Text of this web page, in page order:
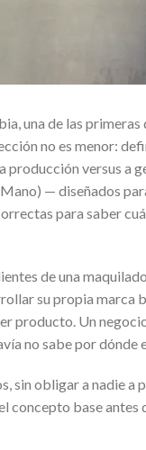
una de las primeras
no es menor:
versus a
— diseñados
para saber
de una
su propia marca
producto. Un
no sabe por dónde
sin obligar a nadie a
concepto base antes